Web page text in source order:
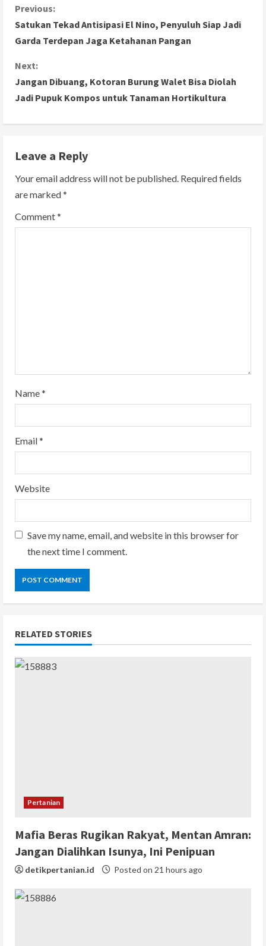
C
o
n
t
u
e
R
Previous:
Satukan Tekad Antisipasi El Nino, Penyuluh Siap Jadi
Garda Terdepan Jaga Ketahanan Pangan
Next:
Jangan Dibuang, Kotoran Burung Walet Bisa Diolah
Jadi Pupuk Kompos untuk Tanaman Hortikultura
Leave a Reply
Your email address will not be published. Required fields
are marked*
Comment*
Name*
Email*
Website
Save my name, email, and website in this browser for
the next time I comment.
RELATED STORIES
Pertanian
Mafia Beras Rugikan Rakyat, Mentan Amran:
Jangan Dialihkan Isunya, Ini Penipuan
detikpertanian.id Posted on 21 hours ago